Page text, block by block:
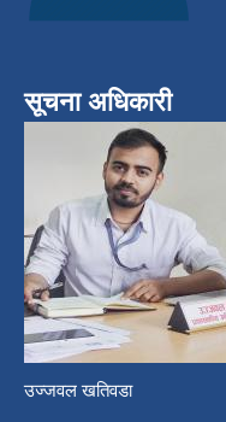
सूचना अधिकारी
उज्जवल खतिवडा